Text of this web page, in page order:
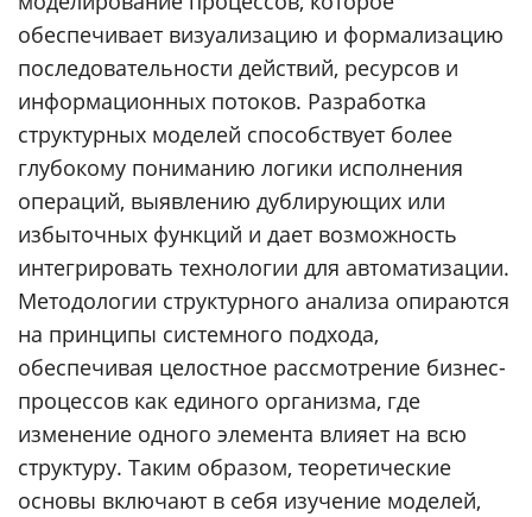
обеспечивает визуализацию и формализацию
последовательности действий, ресурсов и
информационных потоков. Разработка
структурных моделей способствует более
глубокому пониманию логики исполнения
операций, выявлению дублирующих или
избыточных функций и дает возможность
интегрировать технологии для автоматизации.
Методологии структурного анализа опираются
на принципы системного подхода,
обеспечивая целостное рассмотрение бизнес-
процессов как единого организма, где
изменение одного элемента влияет на всю
структуру. Таким образом, теоретические
основы включают в себя изучение моделей,